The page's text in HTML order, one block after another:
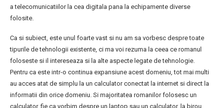
a telecomunicatiilor la cea digitala pana la echipamente diverse
folosite.
Ca si subiect, este unul foarte vast si nu am sa vorbesc despre toate
tipurile de tehnologii existente, ci ma voi rezuma la ceea ce romanul
foloseste si il intereseaza si la alte aspecte legate de tehnologie.
Pentru ca este intr-o continua expansiune acest domeniu, tot mai multi
au acces atat de simplu la un calculator conectat la internet si direct la
informatii din orice domeniu. Si majoritatea romanilor folosesc un
calculator, fie ca vorbim despre un laptop sau un calculator, la birou